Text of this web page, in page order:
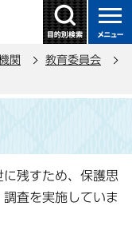
関
教育委員会
残すため、保護思
査を実施していま